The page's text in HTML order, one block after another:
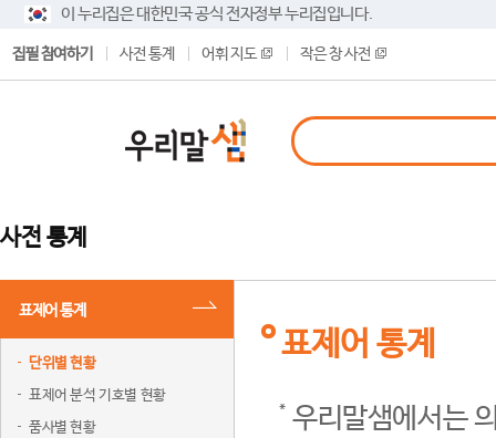
이 누리집은 대한민국 공식 전자정부 누리집입니다.
집필 참여하기 사전 통계 어휘 지도 작은 창 사전
사전 통계
표제어 통계
단위별 현황
표제어 분석 기호별 현황
품사별 현황
표제어 통계
우리말샘에서는